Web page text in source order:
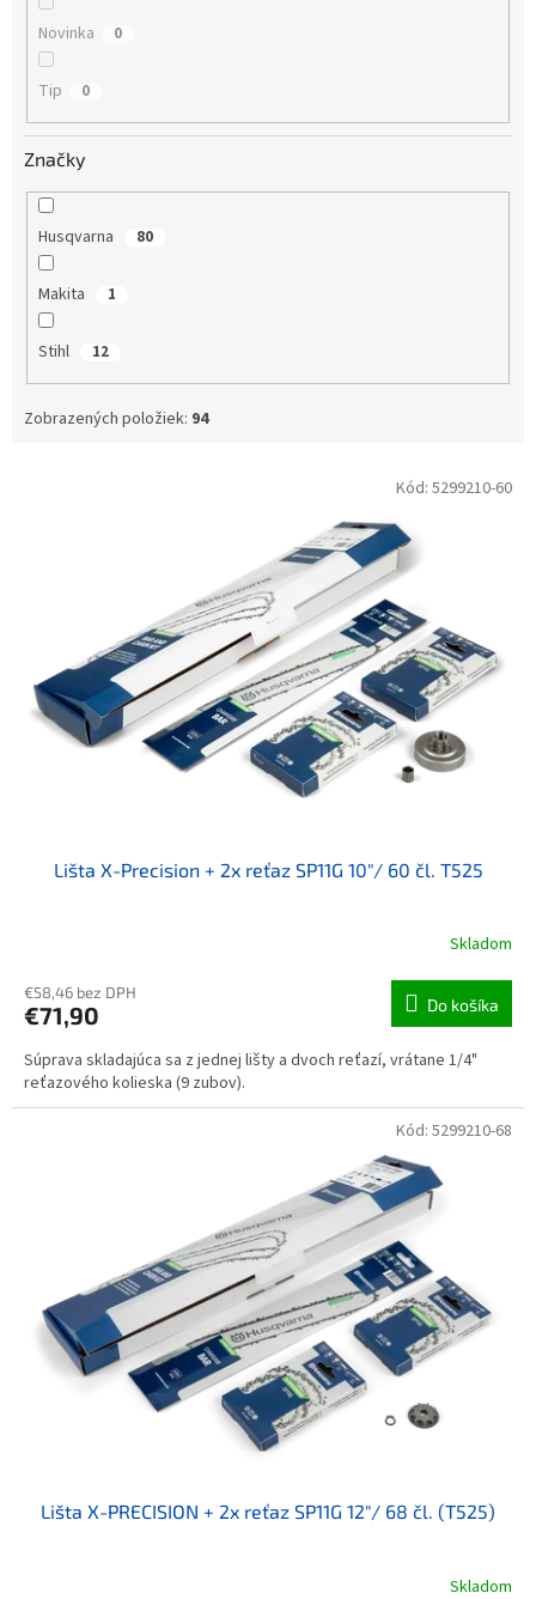
Novinka 0
Tip 0
Značky
Husqvarna 80
Makita 1
Stihl 12
Zobrazených položiek: 94
Lišta X-Precision + 2x reťaz SP11G 10"/ 60 čl. T525
Skladom
€58,46 bez DPH
€71,90 Do košíka
Súprava skladajúca sa z jednej lišty a dvoch reťazí, vrátane 1/4"
reťazového kolieska (9 zubov).
Kód: 5299210-60
Lišta X-PRECISION + 2x reťaz SP11G 12"/ 68 čl. (T525)
Skladom
Kód: 5299210-68